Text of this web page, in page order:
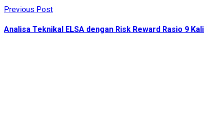
Previous Post
Analisa Teknikal ELSA dengan Risk Reward Rasio 9 Kali